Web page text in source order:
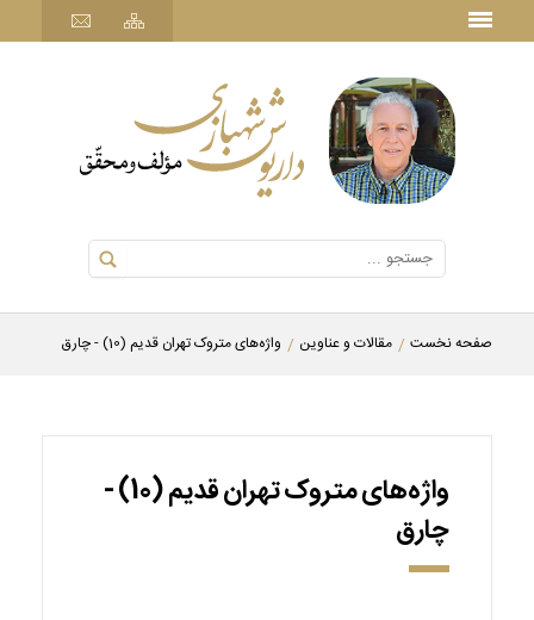
صفحه نخست مقالات و عناوین واژه‌های متروک تهران قدیم (10) - چارق
واژه‌های متروک تهران قدیم (10) -
چارق